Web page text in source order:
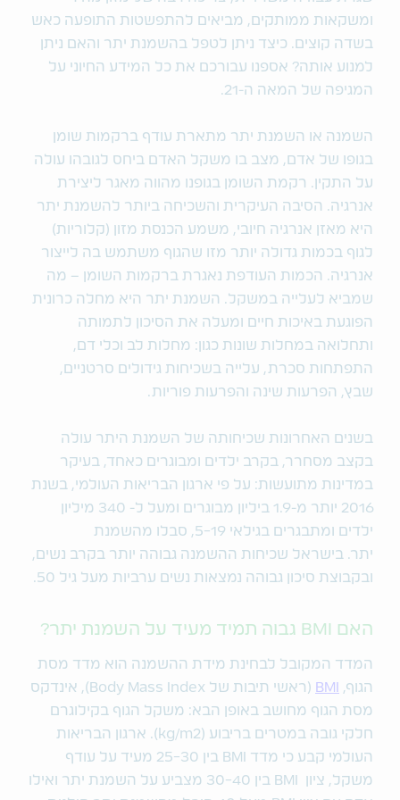
ומשקאות ממותקים, מביאים להתפשטות התופעה כאש
בשדה קוצים. כיצד ניתן לטפל בהשמנת יתר והאם ניתן
למנוע אותה? אספנו עבורכם את כל המידע החיוני על
המגיפה של המאה ה-21.
השמנה או השמנת יתר מתארת עודף ברקמות שומן
בגופו של אדם, מצב בו משקל האדם ביחס לגובהו עולה
על התקין. רקמת השומן בגופנו מהווה מאגר ליצירת
אנרגיה. הסיבה העיקרית והשכיחה ביותר להשמנת יתר
היא מאזן אנרגיה חיובי, משמע הכנסת מזון (קלוריות)
לגוף בכמות גדולה יותר מזו שהגוף משתמש בה לייצור
אנרגיה. הכמות העודפת נאגרת ברקמות השומן – מה
שמביא לעלייה במשקל. השמנת יתר היא מחלה כרונית
הפוגעת באיכות חיים ומעלה את הסיכון לתמותה
ותחלואה במחלות שונות כגון: מחלות לב וכלי דם,
התפתחות סכרת, עלייה בשכיחות גידולים סרטניים,
שבץ, הפרעות שינה והפרעות פוריות.
בשנים האחרונות שכיחותה של השמנת היתר עולה
בקצב מסחרר, בקרב ילדים ומבוגרים כאחד, בעיקר
במדינות מתועשות: על פי ארגון הבריאות העולמי, בשנת
2016 יותר מ-1.9 ביליון מבוגרים ומעל ל- 340 מיליון
ילדים ומתבגרים בגילאי 5-19, סבלו מהשמנת
יתר. בישראל שכיחות ההשמנה גבוהה יותר בקרב נשים,
ובקבוצת סיכון גבוהה נמצאות נשים ערביות מעל גיל 50.
האם BMI גבוה תמיד מעיד על השמנת יתר?
המדד המקובל לבחינת מידת ההשמנה הוא מדד מסת
הגוף,
BMI
(ראשי תיבות של Body Mass Index), אינדקס
מסת הגוף מחושב באופן הבא: משקל הגוף בקילוגרם
חלקי גובה במטרים בריבוע (kg/m2). ארגון הבריאות
העולמי קבע כי מדד BMI בין 25-30 מעיד על עודף
משקל, ציון BMI בין 30-40 מצביע על השמנת יתר ואילו